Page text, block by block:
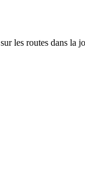
les routes dans la